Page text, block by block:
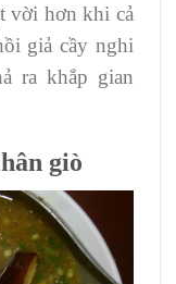
vời hơn khi cả
giả cầy nghi
ra khắp gian
giò